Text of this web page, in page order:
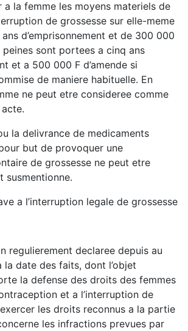
la femme les moyens materiels de
de grossesse sur elle-meme
d’emprisonnement et de 300 000
peines sont portees a cinq ans
et a 500 000 F d’amende si
de maniere habituelle. En
ne peut etre consideree comme
la delivrance de medicaments
but de provoquer une
de grossesse ne peut etre
susmentionne.
a l’interruption legale de grossesse
regulierement declaree depuis au
la date des faits, dont l’objet
la defense des droits des femmes
et a l’interruption de
les droits reconnus a la partie
les infractions prevues par